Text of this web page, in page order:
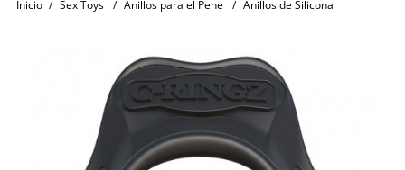
Inicio / Sex Toys / Anillos para el Pene / Anillos de Silicona